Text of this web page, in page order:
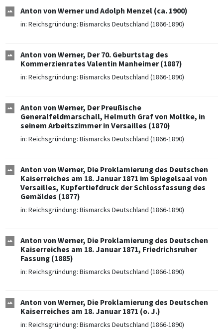
Anton von Werner und Adolph Menzel (ca. 1900)
in: Reichsgründung: Bismarcks Deutschland (1866-1890)
Anton von Werner, Der 70. Geburtstag des
Kommerzienrates Valentin Manheimer (1887)
in: Reichsgründung: Bismarcks Deutschland (1866-1890)
Anton von Werner, Der Preußische
Generalfeldmarschall, Helmuth Graf von Moltke, in
seinem Arbeitszimmer in Versailles (1870)
in: Reichsgründung: Bismarcks Deutschland (1866-1890)
Anton von Werner, Die Proklamierung des Deutschen
Kaiserreiches am 18. Januar 1871 im Spiegelsaal von
Versailles, Kupfertiefdruck der Schlossfassung des
Gemäldes (1877)
in: Reichsgründung: Bismarcks Deutschland (1866-1890)
Anton von Werner, Die Proklamierung des Deutschen
Kaiserreiches am 18. Januar 1871, Friedrichsruher
Fassung (1885)
in: Reichsgründung: Bismarcks Deutschland (1866-1890)
Anton von Werner, Die Proklamierung des Deutschen
Kaiserreiches am 18. Januar 1871 (o. J.)
in: Reichsgründung: Bismarcks Deutschland (1866-1890)